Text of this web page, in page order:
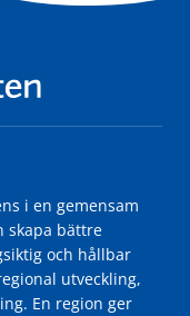
i en gemensam
skapa bättre
och hållbar
utveckling,
En region ger